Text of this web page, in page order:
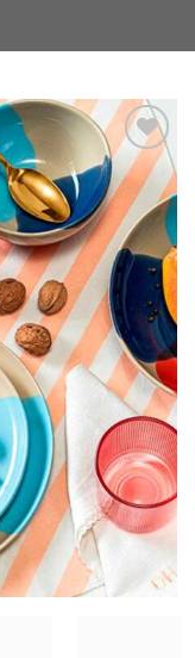
ZU MEINER
WUNSCHLISTE
HINZUFÜGEN